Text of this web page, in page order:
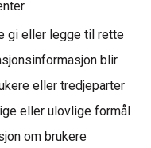
gi eller legge til rette
blir
eller tredjeparter
eller ulovlige formål
om brukere